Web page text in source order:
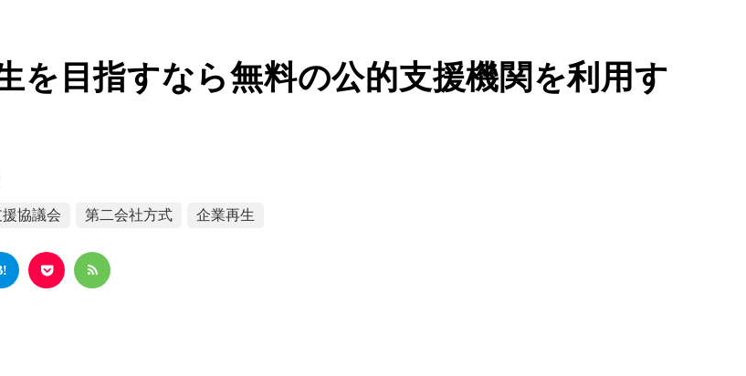
を目指すなら無料の公的支援機関を利用す
協議会 第二会社方式 企業再生